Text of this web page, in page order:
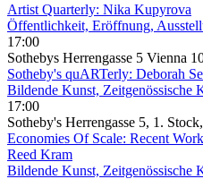
Artist Quarterly: Nika Kupyrova
Öffentlichkeit, Eröffnung,
17:00
Sothebys Herrengasse 5 Vienna
Sotheby's quARTerly: Deborah
Bildende Kunst, Zeitgenössische
17:00
Sotheby's Herrengasse 5, 1.
Economies Of Scale: Recent
Reed Kram
Bildende Kunst, Zeitgenössische